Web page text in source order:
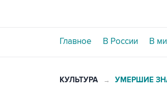
Главное В России В
КУЛЬТУРА → УМЕРШИЕ